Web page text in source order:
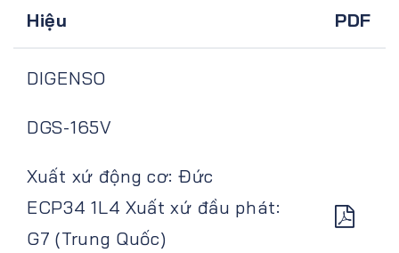
Hiệu PDF
DIGENSO
DGS-165V
Xuất xứ động cơ: Đức
ECP34 1L4 Xuất xứ đầu phát:
G7 (Trung Quốc)